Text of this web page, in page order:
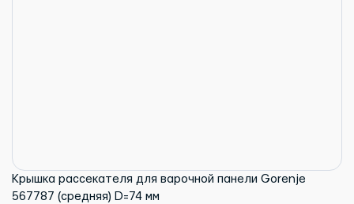
Крышка рассекателя для варочной панели Gorenje
567787 (средняя) D=74 мм